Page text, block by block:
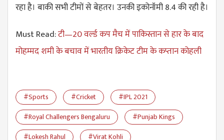
रहा है। बाकी सभी टीमों से बेहतर। उनकी इकोनॉमी 8.4 की रही है।
Must Read:टी—20 वर्ल्ड कप मैच में पाकिस्तान से हार के बाद
मोहम्मद शमी के बचाव में भारतीय क्रिकेट टीम के कप्तान कोहली
#Sports #Cricket
#IPL 2021
#Royal Challengers Bengaluru
#Punjab Kings
#Lokesh Rahul
#Virat Kohli